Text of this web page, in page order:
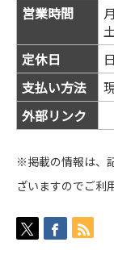
営業時間
定休日
支払い方法
外部リンク
※掲載の情報は、
ざいますのでご利